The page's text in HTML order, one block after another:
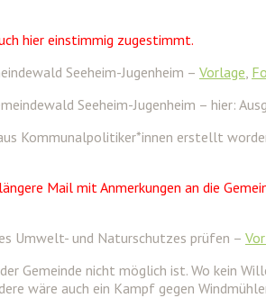
hier einstimmig zugestimmt.
Seeheim-Jugenheim – Vorlage
Seeheim-Jugenheim – hier:
Kommunalpolitiker*innen erstellt
Mail mit Anmerkungen an die
Umwelt- und Naturschutzes prüfen –
Gemeinde nicht möglich ist. Wo kein
wäre auch ein Kampf gegen